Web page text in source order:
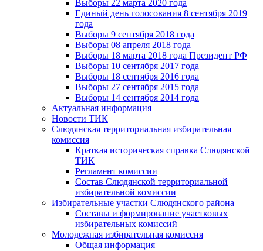
Выборы 22 марта 2020 года
Единый день голосования 8 сентября 2019
года
Выборы 9 сентября 2018 года
Выборы 08 апреля 2018 года
Выборы 18 марта 2018 года Президент РФ
Выборы 10 сентября 2017 года
Выборы 18 сентября 2016 года
Выборы 27 сентября 2015 года
Выборы 14 сентября 2014 года
Актуальная информация
Новости ТИК
Слюдянская территориальная избирательная
комиссия
Краткая историческая справка Слюдянской
ТИК
Регламент комиссии
Состав Слюдянской территориальной
избирательной комиссии
Избирательные участки Слюдянского района
Составы и формирование участковых
избирательных комиссий
Молодежная избирательная комиссия
Общая информация